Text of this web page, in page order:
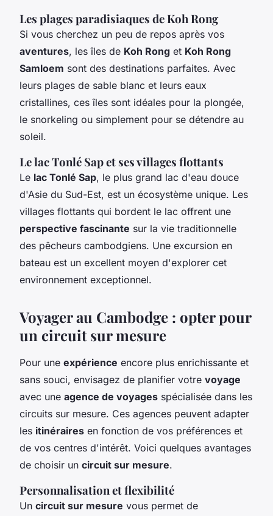
Les plages paradisiaques de Koh Rong
Si vous cherchez un peu de repos après vos
aventures, les îles de Koh Rong et Koh Rong
Samloem sont des destinations parfaites. Avec
leurs plages de sable blanc et leurs eaux
cristallines, ces îles sont idéales pour la plongée,
le snorkeling ou simplement pour se détendre au
soleil.
Le lac Tonlé Sap et ses villages flottants
Le lac Tonlé Sap, le plus grand lac d'eau douce
d'Asie du Sud-Est, est un écosystème unique. Les
villages flottants qui bordent le lac offrent une
perspective fascinante sur la vie traditionnelle
des pêcheurs cambodgiens. Une excursion en
bateau est un excellent moyen d'explorer cet
environnement exceptionnel.
Voyager au Cambodge : opter pour
un circuit sur mesure
Pour une expérience encore plus enrichissante et
sans souci, envisagez de planifier votre voyage
avec une agence de voyages spécialisée dans les
circuits sur mesure. Ces agences peuvent adapter
les itinéraires en fonction de vos préférences et
de vos centres d'intérêt. Voici quelques avantages
de choisir un circuit sur mesure.
Personnalisation et flexibilité
Un circuit sur mesure vous permet de